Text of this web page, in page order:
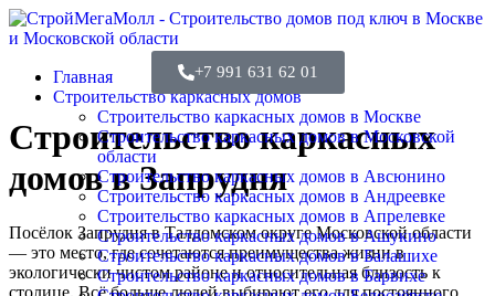
Главная
Строительство каркасных домов
Строительство каркасных домов в Москве
Строительство каркасных домов в Московской
области
Строительство каркасных домов в Авсюнино
Строительство каркасных домов в Андреевке
Строительство каркасных домов в Апрелевке
Строительство каркасных домов в Ашукино
Строительство каркасных домов в Балашихе
Строительство каркасных домов в Барвихе
+7 991 631 62 01
Строительство каркасных
домов в Запрудня
Посёлок Запрудня в Талдомском округе Московской области
— это место, где сочетаются преимущества жизни в
экологически чистом районе и относительная близость к
столице. Всё больше людей выбирают его для постоянного